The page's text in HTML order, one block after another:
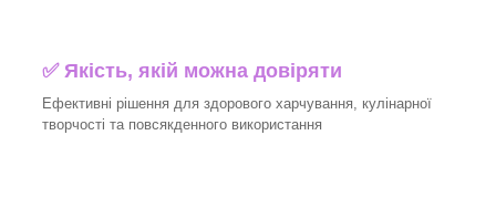
✅ Якість, якій можна довіряти
Ефективні рішення для здорового харчування, кулінарної
творчості та повсякденного використання